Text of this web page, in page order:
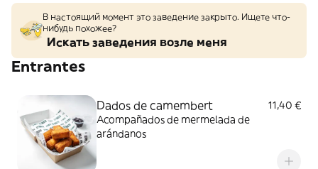
В настоящий момент это заведение закрыто. Ищете что-
нибудь похожее?
Искать заведения возле меня
Entrantes
Dados de camembert
11,40 €
Acompañados de mermelada de
arándanos